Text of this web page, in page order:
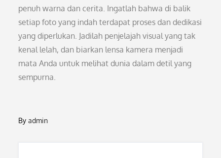
penuh warna dan cerita. Ingatlah bahwa di balik
setiap foto yang indah terdapat proses dan dedikasi
yang diperlukan. Jadilah penjelajah visual yang tak
kenal lelah, dan biarkan lensa kamera menjadi
mata Anda untuk melihat dunia dalam detil yang
sempurna.
Byadmin